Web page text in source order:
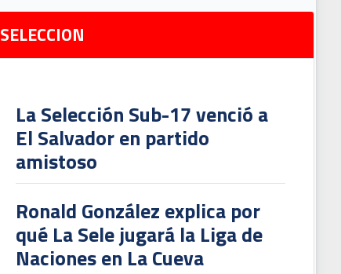
SELECCION
La Selección Sub-17 venció a
El Salvador en partido
amistoso
Ronald González explica por
qué La Sele jugará la Liga de
Naciones en La Cueva